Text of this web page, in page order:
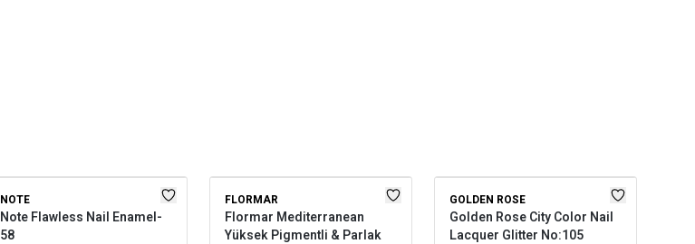
NOTE
Note Flawless Nail Enamel-
58
FLORMAR
Flormar Mediterranean
Yüksek Pigmentli & Parlak
GOLDEN ROSE
Golden Rose City Color Nail
Lacquer Glitter No:105